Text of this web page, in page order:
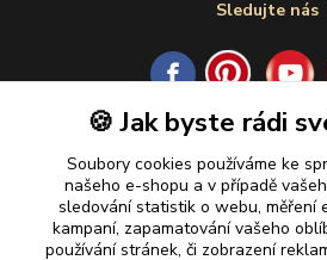
Sledujte nás
Plaťte u nás
🍪 Jak byste rádi
Soubory cookies používáme ke
našeho e-shopu a v případě
sledování statistik o webu, měření
kampaní, zapamatování vašeho
používání stránek, či zobrazení